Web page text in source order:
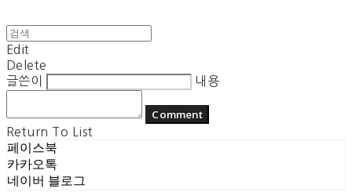
Edit
Delete
글쓴이
내용
Comment
Return To List
페이스북
카카오톡
네이버 블로그